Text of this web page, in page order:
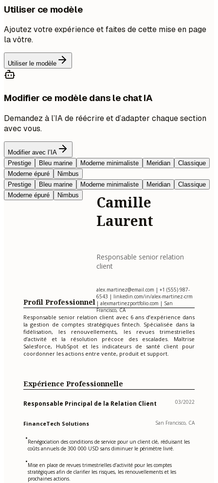
Utiliser ce modèle
Ajoutez votre expérience et faites de cette mise en page
la vôtre.
Utiliser le modèle
Modifier ce modèle dans le chat IA
Demandez à l’IA de réécrire et d’adapter chaque section
avec vous.
Modifier avec l’IA
Prestige
Bleu marine Moderne minimaliste Meridian
Classique
Moderne épuré
Nimbus
Prestige
Bleu marine Moderne minimaliste Meridian
Classique
Moderne épuré
Nimbus
Camille
Laurent
Responsable senior relation
client
alex.martinez@email.com | +1 (555) 987-
6543 | linkedin.com/in/alex-martinez-crm
| alexmartinezportfolio.com | San
Francisco, CA
Profil Professionnel
Responsable senior relation client avec 6 ans d’expérience dans
la gestion de comptes stratégiques fintech. Spécialisée dans la
fidélisation, les renouvellements, les revues trimestrielles
d’activité et la résolution précoce des escalades. Maîtrise
Salesforce, HubSpot et les indicateurs de santé client pour
coordonner les actions entre vente, produit et support.
Expérience Professionnelle
Responsable Principal de la Relation Client 03/2022
FinanceTech Solutions San Francisco, CA
•Renégociation des conditions de service pour un client clé, réduisant les
coûts annuels de 300 000 USD sans diminuer le périmètre livré.
•Mise en place de revues trimestrielles d’activité pour les comptes
stratégiques afin de clarifier les risques, les renouvellements et les
prochaines actions.